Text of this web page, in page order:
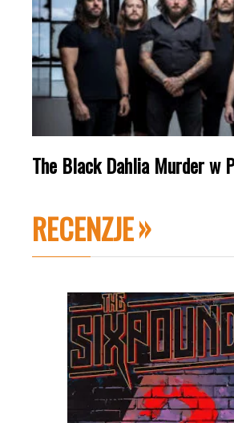
The Black Dahlia Murder w
RECENZJE